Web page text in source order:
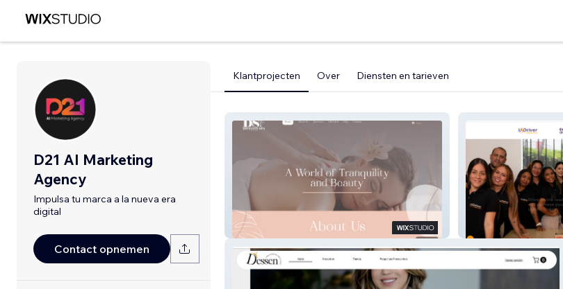
D21 AI Marketing
Agency
Impulsa tu marca a la nueva era
digital
Contact opnemen
Klantprojecten Over Diensten en tarieven
Divinity Spa Udriver Services